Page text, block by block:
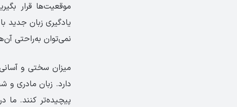
موقعیت‌ها قرار
یادگیری زبان جدید
نمی‌توان به‌راحتی
میزان سختی و
دارد. زبان مادری و
پیچیده‌تر کنند. ما